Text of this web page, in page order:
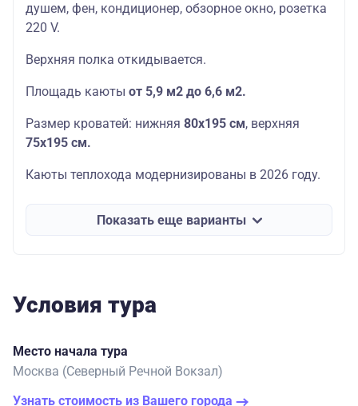
душем, фен, кондиционер, обзорное окно, розетка
220 V.
Верхняя полка откидывается.
Площадь каюты от 5,9 м2 до 6,6 м2.
Размер кроватей: нижняя 80х195 см, верхняя
75х195 см.
Каюты теплохода модернизированы в 2026 году.
Показать еще варианты
Условия тура
Место начала тура
Москва (Северный Речной Вокзал)
Узнать стоимость из Вашего города